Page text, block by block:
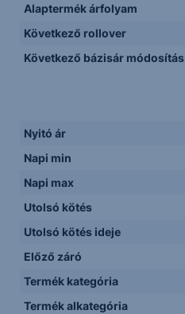
Alaptermék árfolyam
Következő rollover
Következő bázisár módosítás
Nyitó ár
Napi min
Napi max
Utolsó kötés
Utolsó kötés ideje
Előző záró
Termék kategória
Termék alkategória